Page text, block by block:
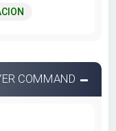
COMMAND